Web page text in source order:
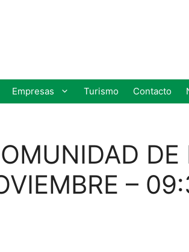
Empresas Turismo Contacto
DE
–